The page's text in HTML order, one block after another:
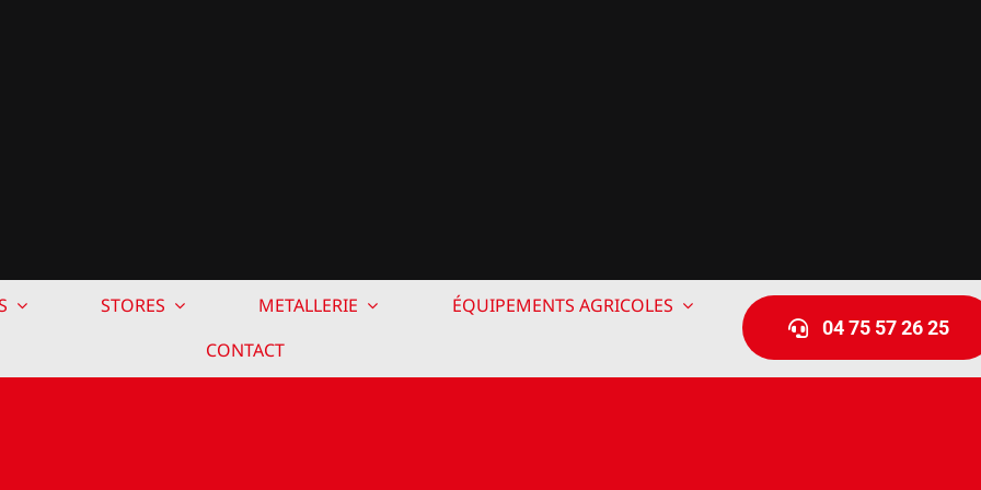
STORES METALLERIE
ÉQUIPEMENTS AGRICOLES
CONTACT
04 75 57 26 25